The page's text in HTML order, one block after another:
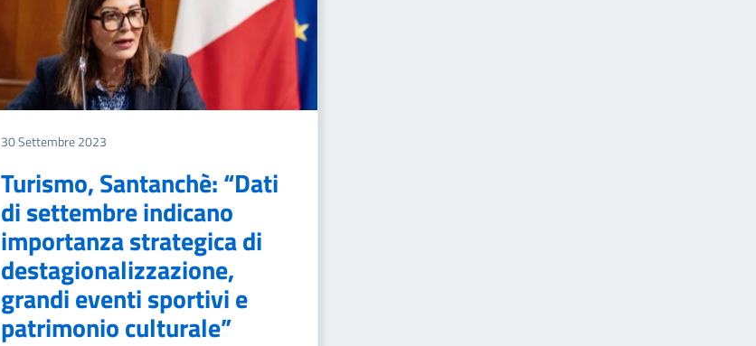
30 Settembre 2023
Turismo, Santanchè: “Dati
di settembre indicano
importanza strategica di
destagionalizzazione,
grandi eventi sportivi e
patrimonio culturale”